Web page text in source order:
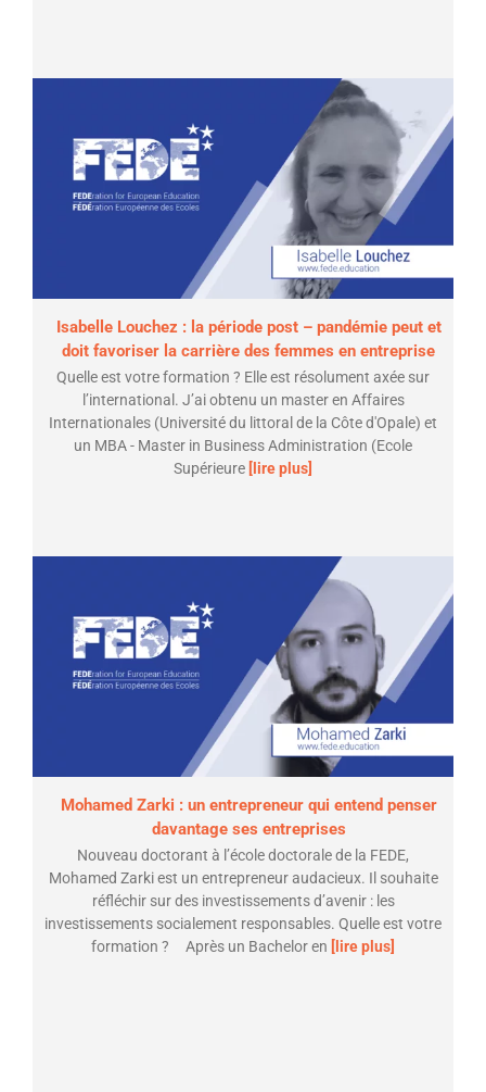
Isabelle Louchez : la période post – pandémie peut et
doit favoriser la carrière des femmes en entreprise
Quelle est votre formation ? Elle est résolument axée sur
l’international. J’ai obtenu un master en Affaires
Internationales (Université du littoral de la Côte d'Opale) et
un MBA - Master in Business Administration (Ecole
Supérieure [lire plus]
Mohamed Zarki : un entrepreneur qui entend penser
davantage ses entreprises
Nouveau doctorant à l’école doctorale de la FEDE,
Mohamed Zarki est un entrepreneur audacieux. Il souhaite
réfléchir sur des investissements d’avenir : les
investissements socialement responsables. Quelle est votre
formation ? Après un Bachelor en [lire plus]